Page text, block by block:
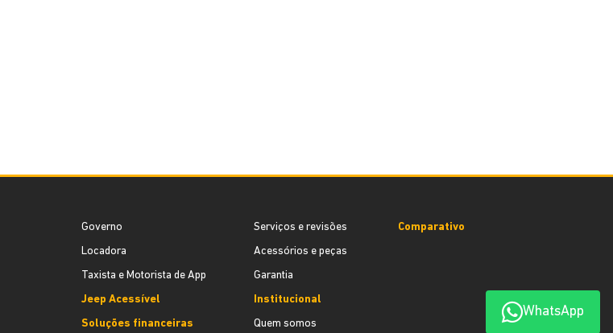
WhatsApp
Governo
Locadora
Taxista e Motorista de App
Jeep Acessível
Soluções financeiras
Serviços e revisões
Acessórios e peças
Garantia
Institucional
Quem somos
Comparativo